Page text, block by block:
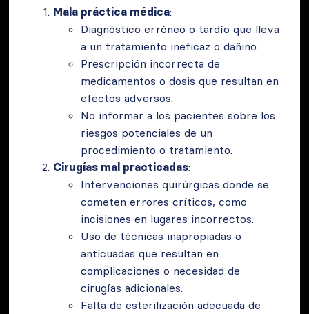
Mala práctica médica:
Diagnóstico erróneo o tardío que lleva
a un tratamiento ineficaz o dañino.
Prescripción incorrecta de
medicamentos o dosis que resultan en
efectos adversos.
No informar a los pacientes sobre los
riesgos potenciales de un
procedimiento o tratamiento.
Cirugías mal practicadas:
Intervenciones quirúrgicas donde se
cometen errores críticos, como
incisiones en lugares incorrectos.
Uso de técnicas inapropiadas o
anticuadas que resultan en
complicaciones o necesidad de
cirugías adicionales.
Falta de esterilización adecuada de